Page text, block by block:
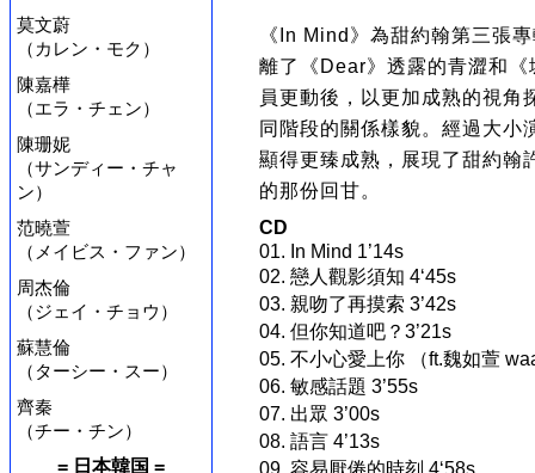
莫文蔚
（カレン・モク）
陳嘉樺
（エラ・チェン）
陳珊妮
（サンディー・チャ
ン）
范曉萱
（メイビス・ファン）
周杰倫
（ジェイ・チョウ）
蘇慧倫
（ターシー・スー）
齊秦
（チー・チン）
= 日本韓国 =
《In Mind》為甜約翰第三張
離了《Dear》透露的青澀和
員更動後，以更加成熟的視角
同階段的關係樣貌。經過大小
顯得更臻成熟，展現了甜約翰
的那份回甘。
CD
01. In Mind 1’14s
02. 戀人觀影須知 4‘45s
03. 親吻了再摸索 3’42s
04. 但你知道吧？3’21s
05. 不小心愛上你 （ft.魏如萱
06. 敏感話題 3’55s
07. 出眾 3’00s
08. 語言 4’13s
09. 容易厭倦的時刻 4‘58s